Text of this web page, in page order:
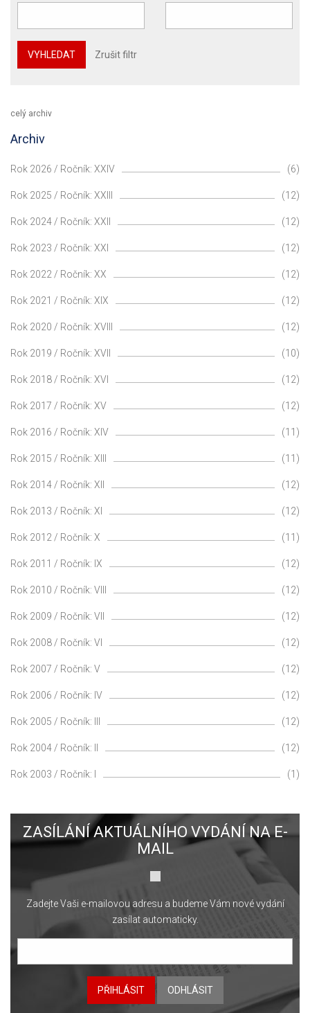
VYHLEDAT Zrušit filtr
celý archiv
Archiv
Rok 2026 / Ročník: XXIV (6)
Rok 2025 / Ročník: XXIII (12)
Rok 2024 / Ročník: XXII (12)
Rok 2023 / Ročník: XXI (12)
Rok 2022 / Ročník: XX (12)
Rok 2021 / Ročník: XIX (12)
Rok 2020 / Ročník: XVIII (12)
Rok 2019 / Ročník: XVII (10)
Rok 2018 / Ročník: XVI (12)
Rok 2017 / Ročník: XV (12)
Rok 2016 / Ročník: XIV (11)
Rok 2015 / Ročník: XIII (11)
Rok 2014 / Ročník: XII (12)
Rok 2013 / Ročník: XI (12)
Rok 2012 / Ročník: X (11)
Rok 2011 / Ročník: IX (12)
Rok 2010 / Ročník: VIII (12)
Rok 2009 / Ročník: VII (12)
Rok 2008 / Ročník: VI (12)
Rok 2007 / Ročník: V (12)
Rok 2006 / Ročník: IV (12)
Rok 2005 / Ročník: III (12)
Rok 2004 / Ročník: II (12)
Rok 2003 / Ročník: I (1)
ZASÍLÁNÍ AKTUÁLNÍHO VYDÁNÍ NA E-
MAIL
Zadejte Vaši e-mailovou adresu a budeme Vám nové vydání
zasílat automaticky.
PŘIHLÁSIT ODHLÁSIT